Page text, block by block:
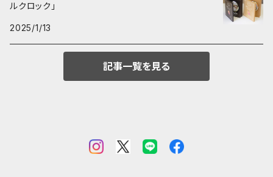
ルクロック」
2025/1/13
記事一覧を見る